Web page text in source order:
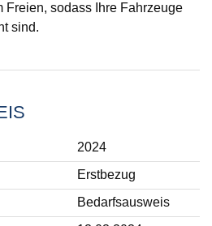
Freien, sodass Ihre Fahrzeuge
sind.
2024
Erstbezug
Bedarfsausweis